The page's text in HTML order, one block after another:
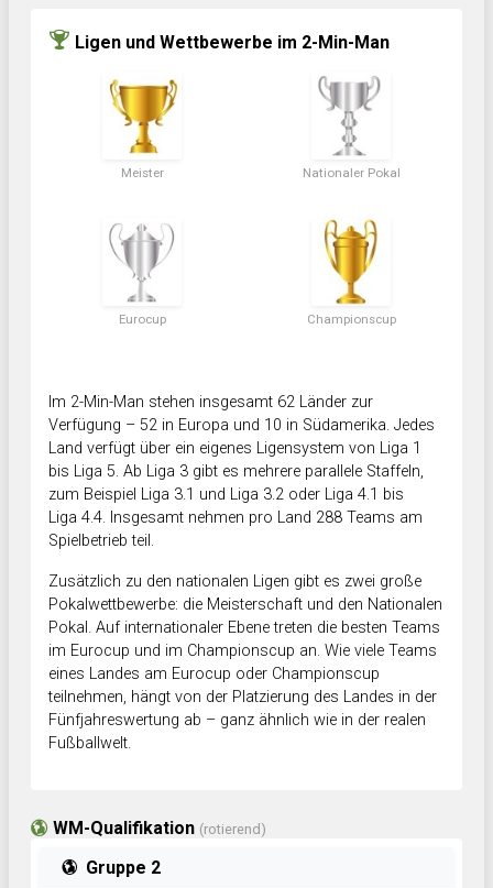
Ligen und Wettbewerbe im 2-Min-Man
Meister Nationaler Pokal
Eurocup Championscup
Im 2-Min-Man stehen insgesamt 62 Länder zur
Verfügung – 52 in Europa und 10 in Südamerika. Jedes
Land verfügt über ein eigenes Ligensystem von Liga 1
bis Liga 5. Ab Liga 3 gibt es mehrere parallele Staffeln,
zum Beispiel Liga 3.1 und Liga 3.2 oder Liga 4.1 bis
Liga 4.4. Insgesamt nehmen pro Land 288 Teams am
Spielbetrieb teil.
Zusätzlich zu den nationalen Ligen gibt es zwei große
Pokalwettbewerbe: die Meisterschaft und den Nationalen
Pokal. Auf internationaler Ebene treten die besten Teams
im Eurocup und im Championscup an. Wie viele Teams
eines Landes am Eurocup oder Championscup
teilnehmen, hängt von der Platzierung des Landes in der
Fünfjahreswertung ab – ganz ähnlich wie in der realen
Fußballwelt.
WM-Qualifikation (rotierend)
Gruppe 2